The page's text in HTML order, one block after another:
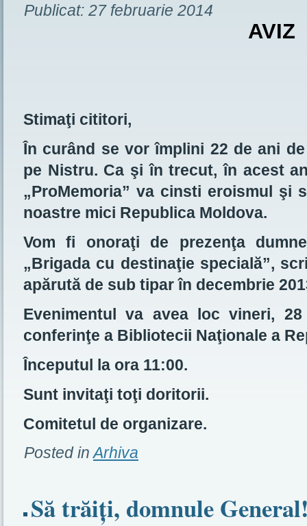
Publicat: 27 februarie 2014
AVIZ
Stimaţi cititori,
În curând se vor împlini 22 de ani
pe Nistru. Ca şi în trecut, în acest
„ProMemoria” va cinsti eroismul şi
noastre mici Republica Moldova.
Vom fi onoraţi de prezenţa
„Brigada cu destinaţie specială”,
apărută de sub tipar în decembrie
Evenimentul va avea loc vineri,
conferinţe a Bibliotecii Naţionale a
Începutul la ora 11:00.
Sunt invitaţi toţi doritorii.
Comitetul de organizare.
Posted in Arhiva
Să trăiţi, domnule